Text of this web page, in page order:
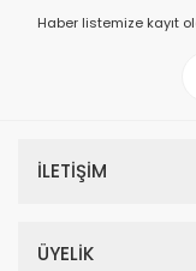
Haber listemize kayıt
İLETİŞİM
ÜYELİK